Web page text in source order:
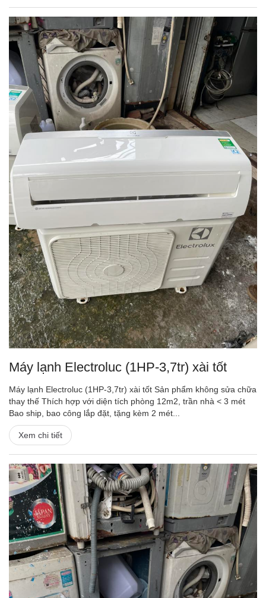
Máy lạnh Electroluc (1HP-3,7tr) xài tốt
Máy lạnh Electroluc (1HP-3,7tr) xài tốt Sản phẩm không sửa chữa
thay thế Thích hợp với diện tích phòng 12m2, trần nhà < 3 mét
Bao ship, bao công lắp đặt, tặng kèm 2 mét...
Xem chi tiết